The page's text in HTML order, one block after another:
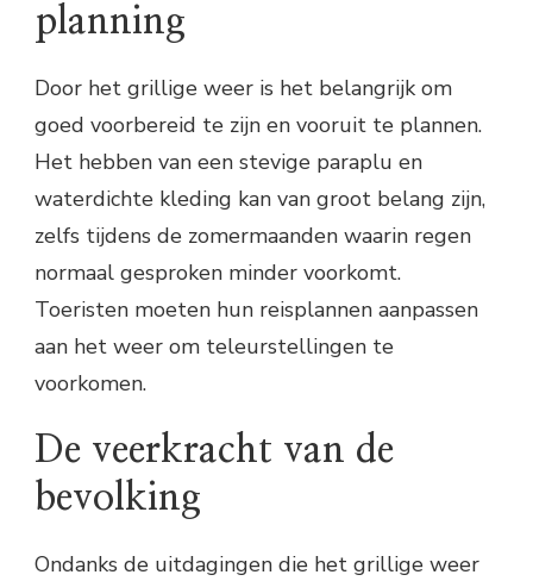
planning
Door het grillige weer is het belangrijk om
goed voorbereid te zijn en vooruit te plannen.
Het hebben van een stevige paraplu en
waterdichte kleding kan van groot belang zijn,
zelfs tijdens de zomermaanden waarin regen
normaal gesproken minder voorkomt.
Toeristen moeten hun reisplannen aanpassen
aan het weer om teleurstellingen te
voorkomen.
De veerkracht van de
bevolking
Ondanks de uitdagingen die het grillige weer